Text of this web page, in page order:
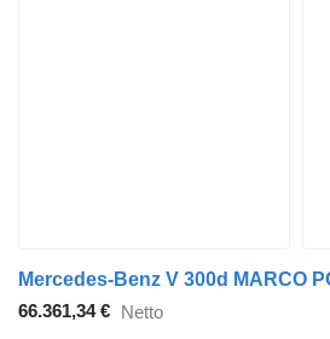
66.361,34 € Netto